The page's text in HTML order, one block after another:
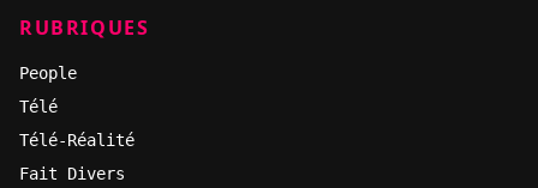
RUBRIQUES
People
Télé
Télé-Réalité
Fait Divers